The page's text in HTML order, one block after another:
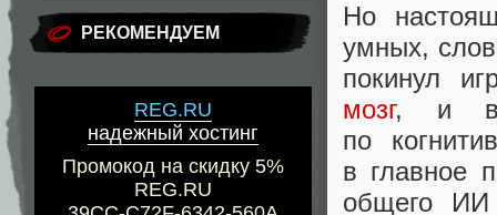
РЕКОМЕНДУЕМ
REG.RU
надежный хостинг
Промокод на скидку 5%
REG.RU
Но
умных,
покинул
мозг, и в
по
в главное
общего ИИ